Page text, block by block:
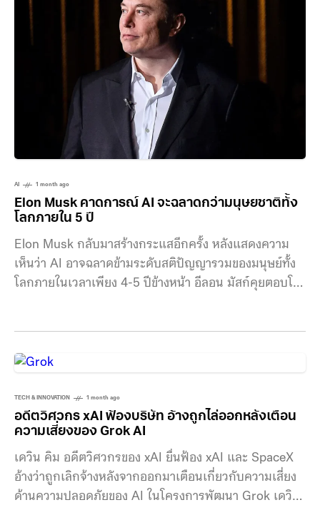
AI 1 month ago
Elon Musk คาดการณ์ AI จะฉลาดกว่ามนุษยชาติทั้ง
โลกภายใน 5 ปี
Elon Musk กลับมาสร้างกระแสอีกครั้ง หลังแสดงความ
เห็นว่า AI อาจฉลาดข้ามระดับสติปัญญารวมของมนุษย์ทั้ง
โลกภายในเวลาเพียง 4-5 ปีข้างหน้า อีลอน มัสก์คุยตอบโต้
จำนวนผู้คน เครื่องมือ และทรัพยากรที่มีอยู่ โดยเฉพาะเมื่อ
มัสก์มองว่าความก้าวหน้าของ AI กำลังเกิดขึ้นอย่างรวดเร็ว
จนเทคโนโลยีดังกล่าวอาจมีความสามารถเหนือกว่าผลรวม
ของสติปัญญามนุษย์ทั้งหมดภายในเวลาไม่กี่ปีข้างหน้า
นอกจากการคาดการณ์เรื่อง AI แล้ว มัสก์ยังย้ำวิสัยทัศน์
เกี่ยวกับอนาคตที่หุ่นยนต์และระบบอัตโนมัติจะเข้ามา
เปลี่ยนโฉมเศรษฐกิจโลกอย่างสิ้นเชิง เขาใช้คำว่า
TECH & INNOVATION 1 month ago
อดีตวิศวกร xAI ฟ้องบริษัท อ้างถูกไล่ออกหลังเตือน
ความเสี่ยงของ Grok AI
เดวิน คิม อดีตวิศวกรของ xAI ยื่นฟ้อง xAI และ SpaceX
อ้างว่าถูกเลิกจ้างหลังจากออกมาเตือนเกี่ยวกับความเสี่ยง
ด้านความปลอดภัยของ AI ในโครงการพัฒนา Grok เดวิน